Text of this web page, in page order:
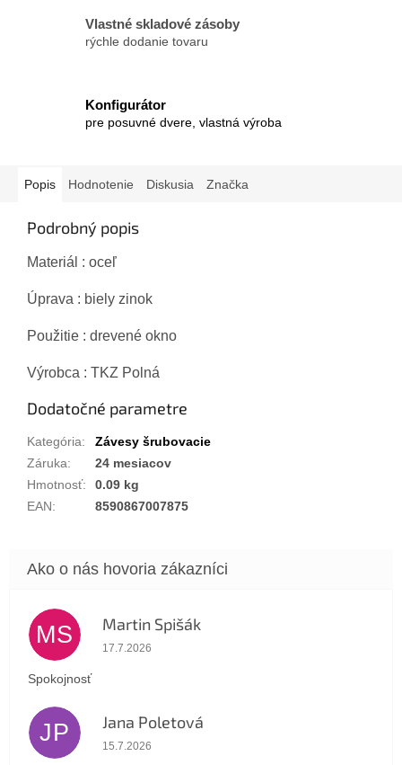
Vlastné skladové zásoby
rýchle dodanie tovaru
Konfigurátor
pre posuvné dvere, vlastná výroba
Popis Hodnotenie Diskusia Značka
Podrobný popis
Materiál : oceľ
Úprava : biely zinok
Použitie : drevené okno
Výrobca : TKZ Polná
Dodatočné parametre
Kategória:
Závesy šrubovacie
Záruka:
24 mesiacov
Hmotnosť:
0.09 kg
EAN: 8590867007875
MS Martin Spišák
Hodnotenie obchodu je 5 z 5 hviezdičiek.
17.7.2026
Spokojnosť
JP Jana Poletová
Hodnotenie obchodu je 5 z 5 hviezdičiek.
15.7.2026